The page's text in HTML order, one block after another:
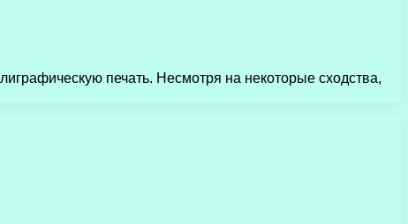
печать. Несмотря на некоторые сходства,